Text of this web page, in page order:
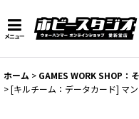
メニュー
ホーム > GAMES WORK SHOP：
>[キルチーム：データカード] マン